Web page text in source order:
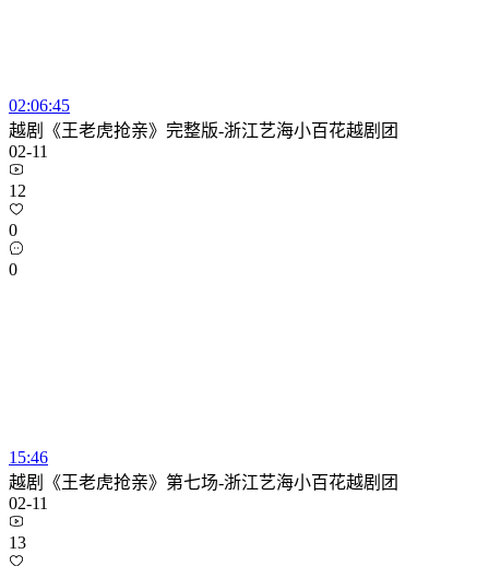
02:06:45
越剧《王老虎抢亲》完整版-浙江艺海小百花越剧团
02-11
12
0
0
15:46
越剧《王老虎抢亲》第七场-浙江艺海小百花越剧团
02-11
13